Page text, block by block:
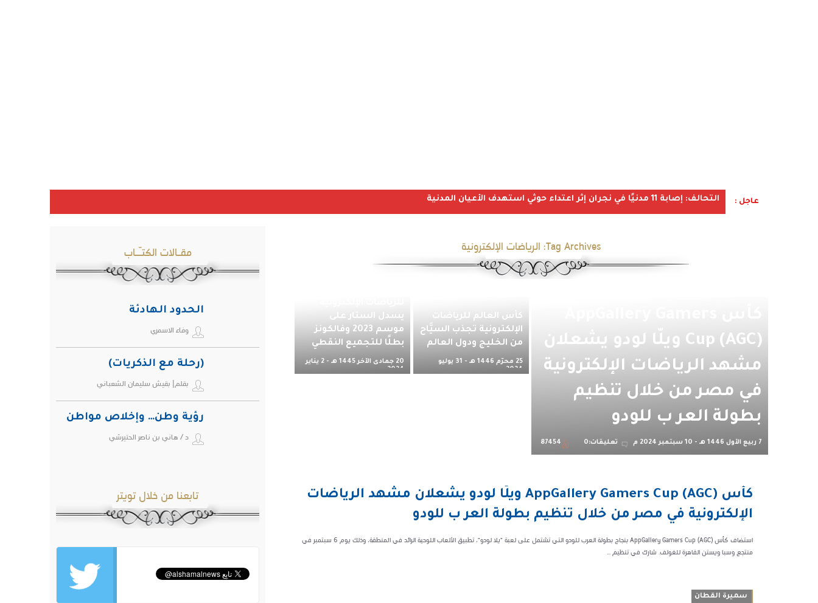
عاجل : التحالف: إصابة 11 مدنيًا في نجران إثر اعتداء حوثي استهدف الأعيان المدنية
Tag Archives: الرياضات الإلكترونية
Cup (AGC) ويلّا لودو يشعلان
مشهد الرياضات الإلكترونية
في مصر من خلال تنظيم
بطولة العر ب للودو
7 ربيع الأول 1446 هـ - 10 سبتمبر 2024 م تعليقات:0 87454
كأس العالم للرياضات
الإلكترونية تجذب السيَّاح
من الخليج ودول العالم
25 محرّم 1446 هـ - 31 يوليو
2024 م
يسدل الستار على
موسم 2023 وفالكونز
بطلًا للتجميع النقطي
20 جمادى الآخر 1445 هـ - 2 يناير
2024 م
كأس AppGallery Gamers Cup (AGC) ويلّا لودو يشعلان مشهد الرياضات
الإلكترونية في مصر من خلال تنظيم بطولة العر ب للودو
استضاف كأس AppGallery Gamers Cup (AGC) بنجاح بطولة العرب للودو التي تشتمل على لعبة "يلا لودو"، تطبيق الألعاب اللوحية الرائد في المنطقة، وذلك يوم 6 سبتمبر في
منتجع وسبا ويستن القاهرة للغولف. شارك في تنظيم ...
سميرة القطان
مقـالات الكتـّـاب
الحدود الهادئة
وفاء الاسمري
(رحلة مع الذكريات)
بقلم| بقيش سليمان الشعباني
رؤية وطن… وإخلاص مواطن
د / هاني بن ناصر الحتيرشي
تابعنا من خلال تويتر